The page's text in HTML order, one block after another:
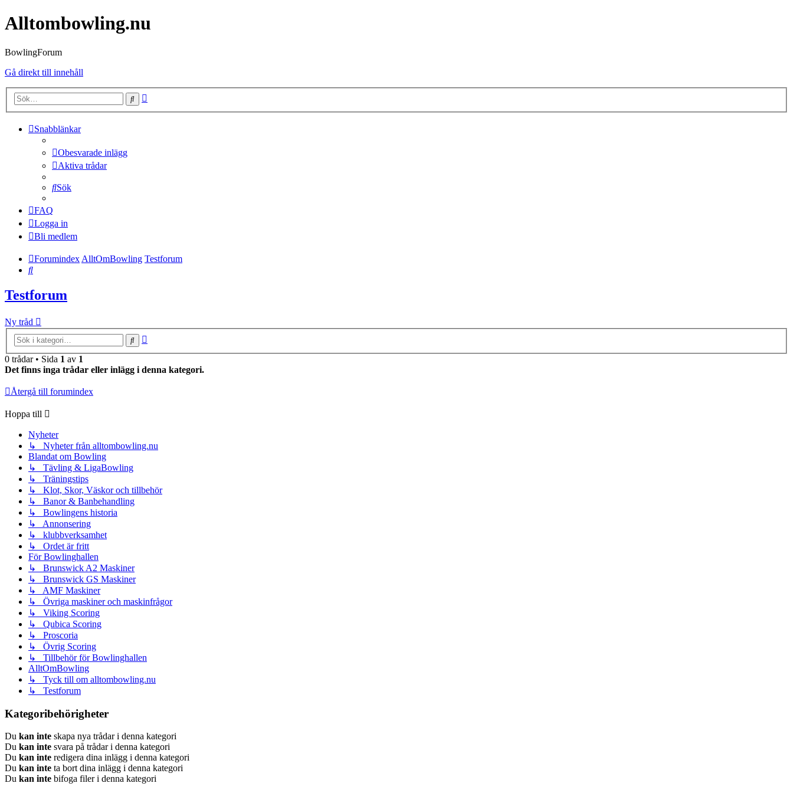
Alltombowling.nu
BowlingForum
Gå direkt till innehåll
Sök
Snabblänkar
Obesvarade inlägg
Aktiva trådar
Sök
FAQ
Logga in
Bli medlem
ForumindexAlltOmBowling Testforum
Sök
Testforum
Ny tråd
Sök
0 trådar • Sida 1 av 1
Det finns inga trådar eller inlägg i denna kategori.
Återgå till forumindex
Hoppa till
Nyheter
↳ Nyheter från alltombowling.nu
Blandat om Bowling
↳ Tävling & LigaBowling
↳ Träningstips
↳ Klot, Skor, Väskor och tillbehör
↳ Banor & Banbehandling
↳ Bowlingens historia
↳ Annonsering
↳ klubbverksamhet
↳ Ordet är fritt
För Bowlinghallen
↳ Brunswick A2 Maskiner
↳ Brunswick GS Maskiner
↳ AMF Maskiner
↳ Övriga maskiner och maskinfrågor
↳ Viking Scoring
↳ Qubica Scoring
↳ Proscoria
↳ Övrig Scoring
↳ Tillbehör för Bowlinghallen
AlltOmBowling
↳ Tyck till om alltombowling.nu
↳ Testforum
Kategoribehörigheter
Du kan inte skapa nya trådar i denna kategori
Du kan inte svara på trådar i denna kategori
Du kan inte redigera dina inlägg i denna kategori
Du kan inte ta bort dina inlägg i denna kategori
Du kan inte bifoga filer i denna kategori